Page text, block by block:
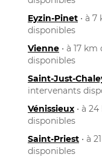
Eyzin-Pinet • à
disponibles
Vienne • à 17
disponibles
Saint-Just-
intervenants
Vénissieux • à
disponibles
Saint-Priest • à
disponibles